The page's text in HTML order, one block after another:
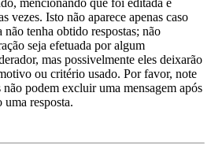
vezes. Isto não aparece apenas caso
não tenha obtido respostas; não
seja efetuada por algum
mas possivelmente eles deixarão
ou critério usado. Por favor, note
podem excluir uma mensagem após
resposta.